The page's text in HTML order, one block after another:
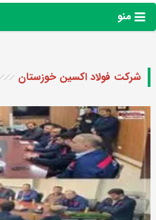
منو
شرکت فولاد اکسین خوزستان